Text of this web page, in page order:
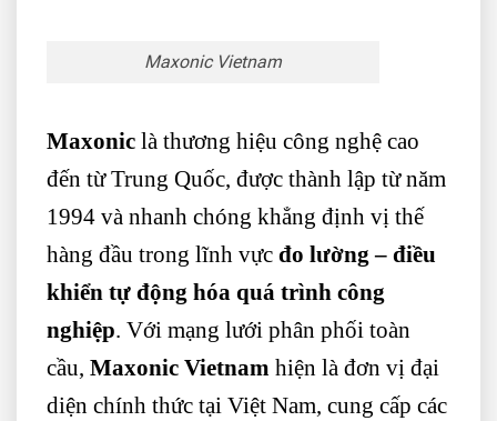
Maxonic Vietnam
Maxoniclà thương hiệu công nghệ cao
đến từ Trung Quốc, được thành lập từ năm
1994 và nhanh chóng khẳng định vị thế
hàng đầu trong lĩnh vực đo lường – điều
khiển tự động hóa quá trình công
nghiệp. Với mạng lưới phân phối toàn
cầu, Maxonic Vietnamhiện là đơn vị đại
diện chính thức tại Việt Nam, cung cấp các